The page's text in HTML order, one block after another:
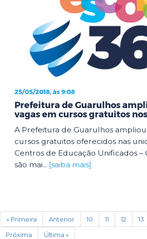
25/05/2018, às 9:08
Prefeitura de Guarulhos
vagas em cursos gratuitos nos
A Prefeitura de Guarulhos
cursos gratuitos oferecidos nas
Centros de Educação Unificados –
são mai... [saiba mais]
« Primeira Anterior 10 11 12 13
Próxima
Última »